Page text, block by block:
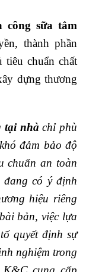
công sữa tắm
thành phần
tiêu chuẩn chất
dựng thương
tại nhà chỉ phù
đảm bảo độ
chuẩn an toàn
đang có ý định
hiệu riêng
bản, việc lựa
quyết định sự
nghiệm trong